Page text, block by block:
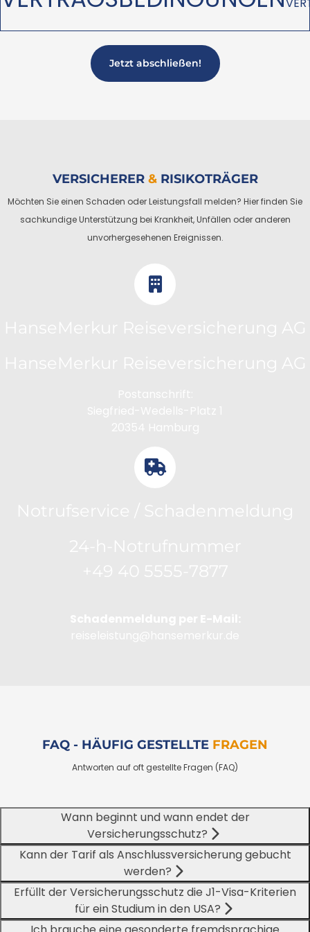
Jetzt abschließen!
VERSICHERER &RISIKOTRÄGER
Möchten Sie einen Schaden oder Leistungsfall melden? Hier finden Sie
sachkundige Unterstützung bei Krankheit, Unfällen oder anderen
unvorhergesehenen Ereignissen.
FAQ - HÄUFIG GESTELLTE FRAGEN
Antworten auf oft gestellte Fragen (FAQ)
Wann beginnt und wann endet der
Versicherungsschutz?
Kann der Tarif als Anschlussversicherung gebucht
werden?
Erfüllt der Versicherungsschutz die J1-Visa-Kriterien
für ein Studium in den USA?